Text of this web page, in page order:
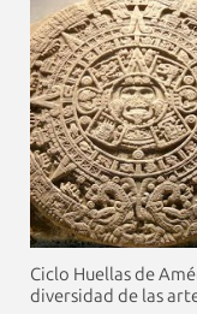
Ciclo Huellas de
diversidad de las